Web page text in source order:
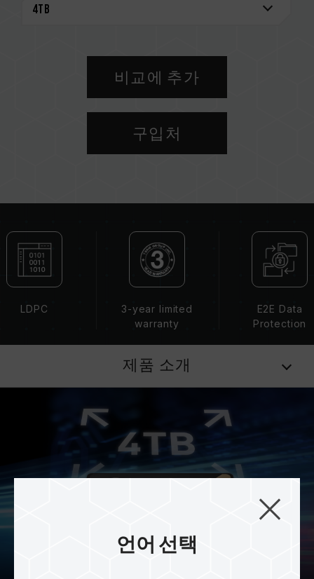
비교에 추가
구입처
LDPC
3-year limited
warranty
E2E Data
Protection
제품 소개
언어 선택